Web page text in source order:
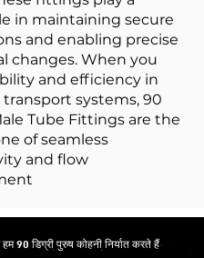
in maintaining secure
and enabling precise
changes. When you
and efficiency in
systems, 90
Tube Fittings are the
of seamless
and flow
90 डिग्री पुरुष कोहनी निर्यात करते हैं